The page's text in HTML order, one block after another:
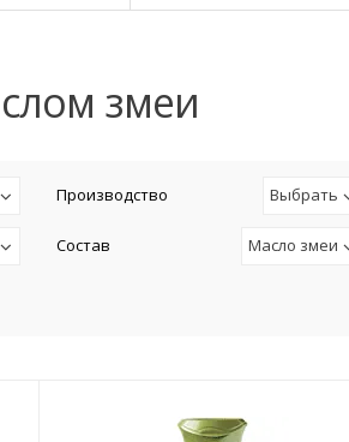
змеи
Производство Выбрать
Состав Масло змеи